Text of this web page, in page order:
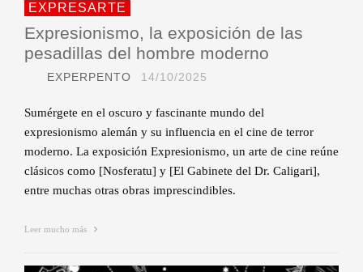
EXPRESARTE
Expresionismo, la exposición de las
pesadillas del hombre moderno
EXPERPENTO 14/10/2025
Sumérgete en el oscuro y fascinante mundo del
expresionismo alemán y su influencia en el cine de terror
moderno. La exposición Expresionismo, un arte de cine reúne
clásicos como [Nosferatu] y [El Gabinete del Dr. Caligari],
entre muchas otras obras imprescindibles.
Leer mucho más